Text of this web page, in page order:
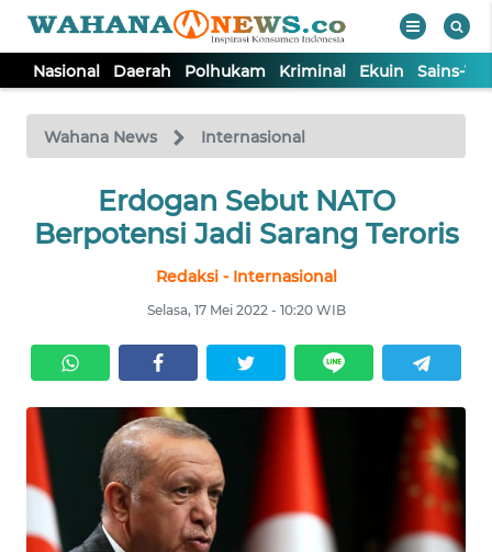
Nasional Daerah Polhukam Kriminal Ekuin Sains-
Wahana News Internasional
Erdogan Sebut NATO
Berpotensi Jadi Sarang Teroris
Redaksi - Internasional
Selasa, 17 Mei 2022 - 10:20 WIB
TV
Tutup
NASIONAL
KRIMINAL
EKUIN
SAINS-TEKNO